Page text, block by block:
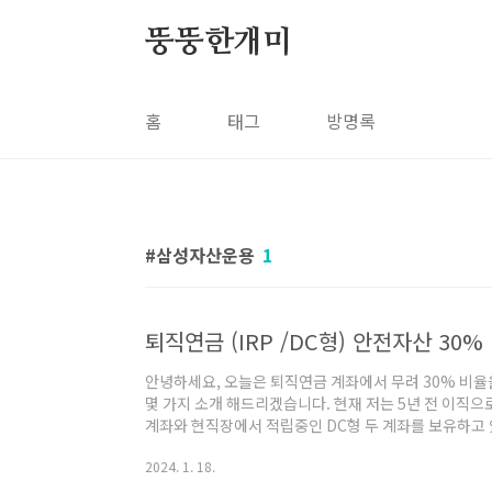
뚱뚱한개미
홈 태그 방명록
삼성자산운용 1
퇴직연금 (IRP /DC형) 안전자산 30%
안녕하세요, 오늘은 퇴직연금 계좌에서 무려 30% 비
몇 가지 소개 해드리겠습니다. 현재 저는 5년 전 이직
계좌와 현직장에서 적립중인 DC형 두 계좌를 보유하
분들께, 조금이라도 도움이 되었으면 하는 바램으로
2024. 1. 18.